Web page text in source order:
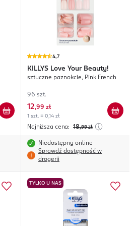
4,7
KILLYS Love Your Beauty!
sztuczne paznokcie, Pink French
96 szt.
12,99 zł
1 szt. = 0,14 zł
Najniższa cena: 18,99 zł
Niedostępny online
Sprawdź dostępność w
drogerii
TYLKO U NAS